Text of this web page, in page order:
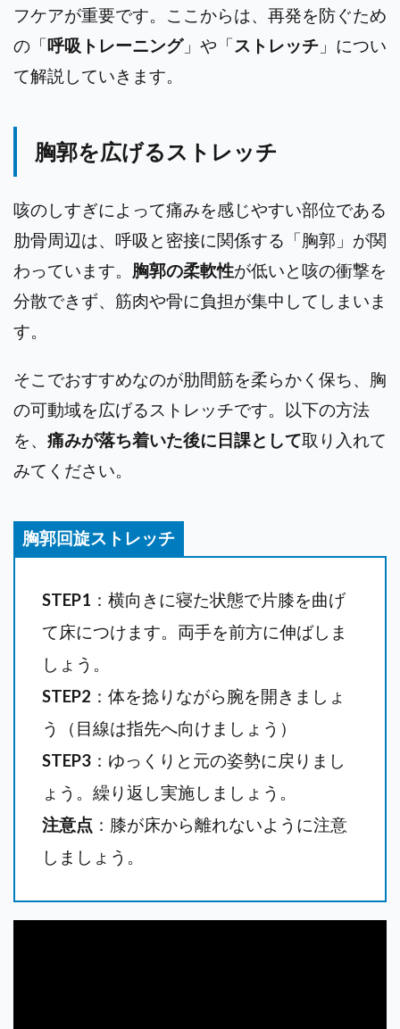
フケアが重要です。ここからは、再発を防ぐため
の「呼吸トレーニング」や「ストレッチ 」につい
て解説していきます。
胸郭を広げるストレッチ
咳のしすぎによって痛みを感じやすい部位である
肋骨周辺は、呼吸と密接に関係する「胸郭」が関
わっています。 胸郭の柔軟性が低いと咳の衝撃を
分散できず、筋肉や骨に負担が集中してしまいま
す。
そこでおすすめなのが肋間筋を柔らかく保ち、胸
の可動域を広げるストレッチです。以下の方法
を、 痛みが落ち着いた後に日課として取り入れて
みてください。
胸郭回旋ストレッチ
STEP1 ：横向きに寝た状態で片膝を曲げ
て床につけます。両手を前方に伸ばしま
しょう。
STEP2 ：体を捻りながら腕を開きましょ
う（目線は指先へ向けましょう）
STEP3 ：ゆっくりと元の姿勢に戻りまし
ょう。繰り返し実施しましょう。
注意点 ：膝が床から離れないように注意
しましょう。